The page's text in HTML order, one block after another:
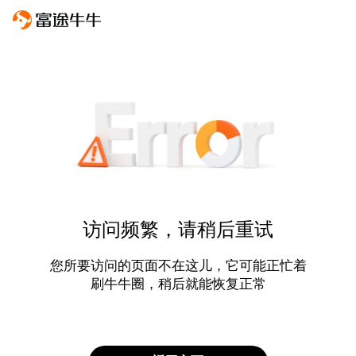
访问频繁，请稍后重试
您所要访问的页面不在这儿，它可能正忙着
刷牛牛圈，稍后就能恢复正常